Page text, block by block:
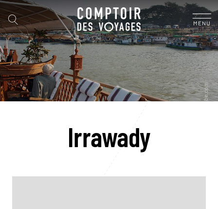
MENU
Irrawady